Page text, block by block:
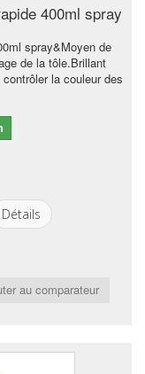
400ml spray
spray&Moyen de
de la tôle.Brillant
la couleur des
Détails
au comparateur